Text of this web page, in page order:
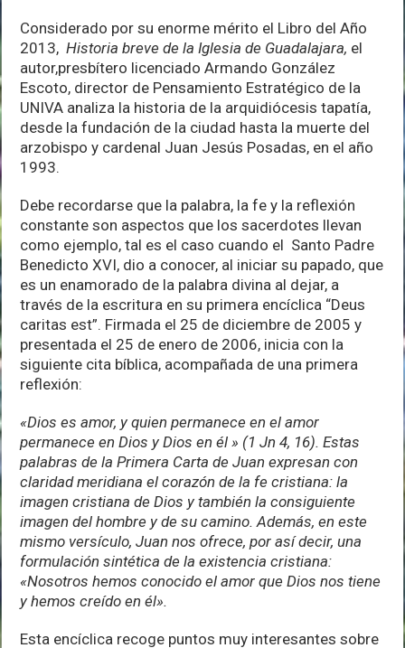
Considerado por su enorme mérito el Libro del Año
2013,Historia breve de la Iglesia de Guadalajara, el
autor,presbítero licenciado Armando González
Escoto, director de Pensamiento Estratégico de la
UNIVA analiza la historia de la arquidiócesis tapatía,
desde la fundación de la ciudad hasta la muerte del
arzobispo y cardenal Juan Jesús Posadas, en el año
1993.
Debe recordarse que la palabra, la fe y la reflexión
constante son aspectos que los sacerdotes llevan
como ejemplo, tal es el caso cuando el Santo Padre
Benedicto XVI, dio a conocer, al iniciar su papado, que
es un enamorado de la palabra divina al dejar, a
través de la escritura en su primera encíclica “Deus
caritas est”. Firmada el 25 de diciembre de 2005 y
presentada el 25 de enero de 2006, inicia con la
siguiente cita bíblica, acompañada de una primera
reflexión:
«Dios es amor, y quien permanece en el amor
permanece en Dios y Dios en él » (1 Jn 4, 16). Estas
palabras de la Primera Carta de Juan expresan con
claridad meridiana el corazón de la fe cristiana: la
imagen cristiana de Dios y también la consiguiente
imagen del hombre y de su camino. Además, en este
mismo versículo, Juan nos ofrece, por así decir, una
formulación sintética de la existencia cristiana:
«Nosotros hemos conocido el amor que Dios nos tiene
y hemos creído en él».
Esta encíclica recoge puntos muy interesantes sobre